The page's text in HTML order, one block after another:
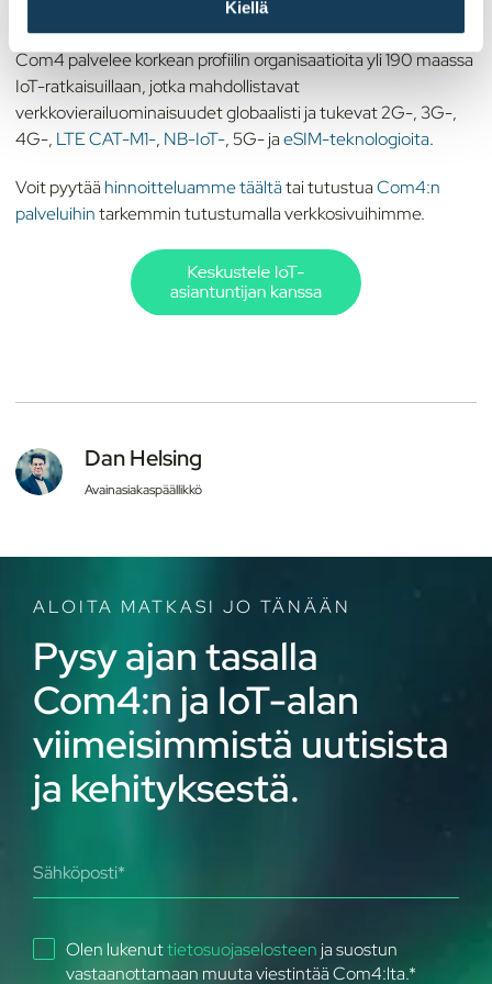
Kiellä
ainutlaatuisella, helposti saatavilla olevalla, aina käytössä
olevalla4G/5G-matkaviestinverkollaIoT-yhteyksiä varten.
Com4 palvelee korkean profiilin organisaatioita yli 190 maassa
IoT-ratkaisuillaan, jotka mahdollistavat
verkkovierailuominaisuudet globaalisti ja tukevat 2G-, 3G-,
4G-, LTE CAT-M1-, NB-IoT-, 5G- jaeSIM-teknologioita.
Voit pyytää hinnoitteluamme täältätai tutustuaCom4:n
palveluihintarkemmin tutustumalla verkkosivuihimme.
Dan Helsing
Avainasiakaspäällikkö
ALOITA MATKASI JO TÄNÄÄN
Pysy ajan tasalla
Com4:n ja IoT-alan
viimeisimmistä uutisista
ja kehityksestä.
Olen lukenuttietosuojaselosteen ja suostun
vastaanottamaan muuta viestintää Com4:lta.*